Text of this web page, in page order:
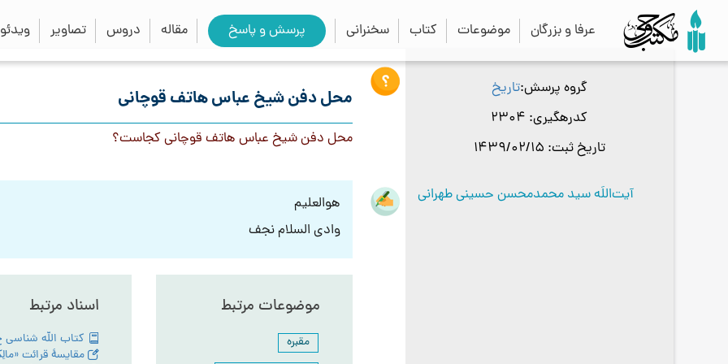
عرفا و بزرگان موضوعات کتاب سخنرانی پرسش و پاسخ مقاله دروس تصاویر ویدئو search
close
گروه پرسش تاریخ
کدرهگیری
تاریخ ثبت
آیت‌اللَه سید محمدمحسن حسینی طهرانی
محل دفن شیخ عباس هاتف قوچانی
محل دفن شیخ عباس هاتف قوچانی کجاست؟
هوالعلیم
وادی السلام نجف
موضوعات مرتبط
مقبره
اسناد مرتبط